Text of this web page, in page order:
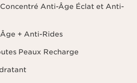
Concentré Anti-Âge Éclat et Anti-
+ Anti-Rides
Peaux Recharge